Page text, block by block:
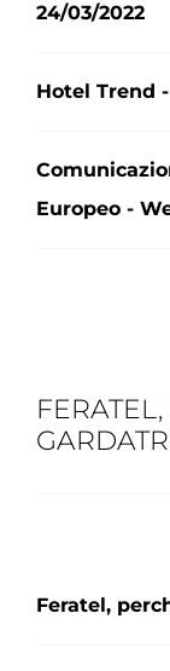
24/03/2022
Hotel Trend
Europeo -
Feratel,